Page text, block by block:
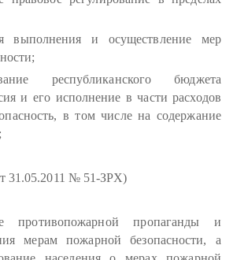
выполнения и осуществление мер
республиканского бюджета
и его исполнение в части расходов
в том числе на содержание
31.05.2011 № 51-ЗРХ)
противопожарной пропаганды и
мерам пожарной безопасности, а